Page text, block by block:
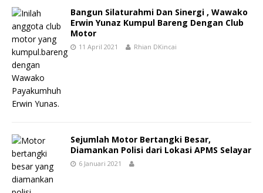
Bangun Silaturahmi Dan Sinergi , Wawako
Erwin Yunaz Kumpul Bareng Dengan Club
Motor
11 April 2021 Rhian DKincai
Sejumlah Motor Bertangki Besar,
Diamankan Polisi dari Lokasi APMS Selayar
6 Januari 2021